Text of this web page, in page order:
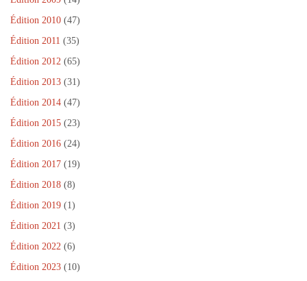
Édition 2010 (47)
Édition 2011 (35)
Édition 2012 (65)
Édition 2013 (31)
Édition 2014 (47)
Édition 2015 (23)
Édition 2016 (24)
Édition 2017 (19)
Édition 2018 (8)
Édition 2019 (1)
Édition 2021 (3)
Édition 2022 (6)
Édition 2023 (10)